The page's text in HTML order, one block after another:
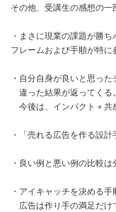
その他、受講生の感想の一
・まさに現業の課題が勝ち
フレームおよび手順が特に
・自分自身が良いと思った
違った結果が返ってくる。
今後は、インパクト＋共
・「売れる広告を作る設
・良い例と悪い例の比較は
・アイキャッチを決める
広告は作り手の満足だけ